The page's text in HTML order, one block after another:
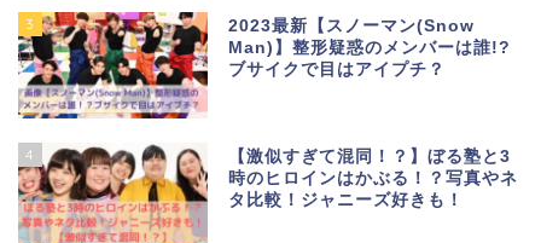
3
2023最新【スノーマン(Snow
Man)】整形疑惑のメンバーは誰!?
ブサイクで目はアイプチ？
4
【激似すぎて混同！？】ぼる塾と3
時のヒロインはかぶる！？写真やネ
タ比較！ジャニーズ好きも！